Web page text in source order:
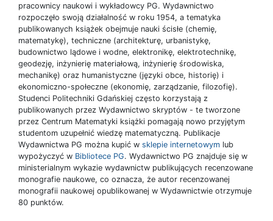
pracownicy naukowi i wykładowcy PG. Wydawnictwo
rozpoczęło swoją działalność w roku 1954, a tematyka
publikowanych książek obejmuje nauki ścisłe (chemię,
matematykę), techniczne (architekturę, urbanistykę,
budownictwo lądowe i wodne, elektronikę, elektrotechnikę,
geodezję, inżynierię materiałową, inżynierię środowiska,
mechanikę) oraz humanistyczne (języki obce, historię) i
ekonomiczno-społeczne (ekonomię, zarządzanie, filozofię).
Studenci Politechniki Gdańskiej często korzystają z
publikowanych przez Wydawnictwo skryptów - te tworzone
przez Centrum Matematyki książki pomagają nowo przyjętym
studentom uzupełnić wiedzę matematyczną. Publikacje
Wydawnictwa PG można kupić w sklepie internetowym lub
wypożyczyć w Bibliotece PG. Wydawnictwo PG znajduje się w
ministerialnym wykazie wydawnictw publikujących recenzowane
monografie naukowe, co oznacza, że autor recenzowanej
monografii naukowej opublikowanej w Wydawnictwie otrzymuje
80 punktów.